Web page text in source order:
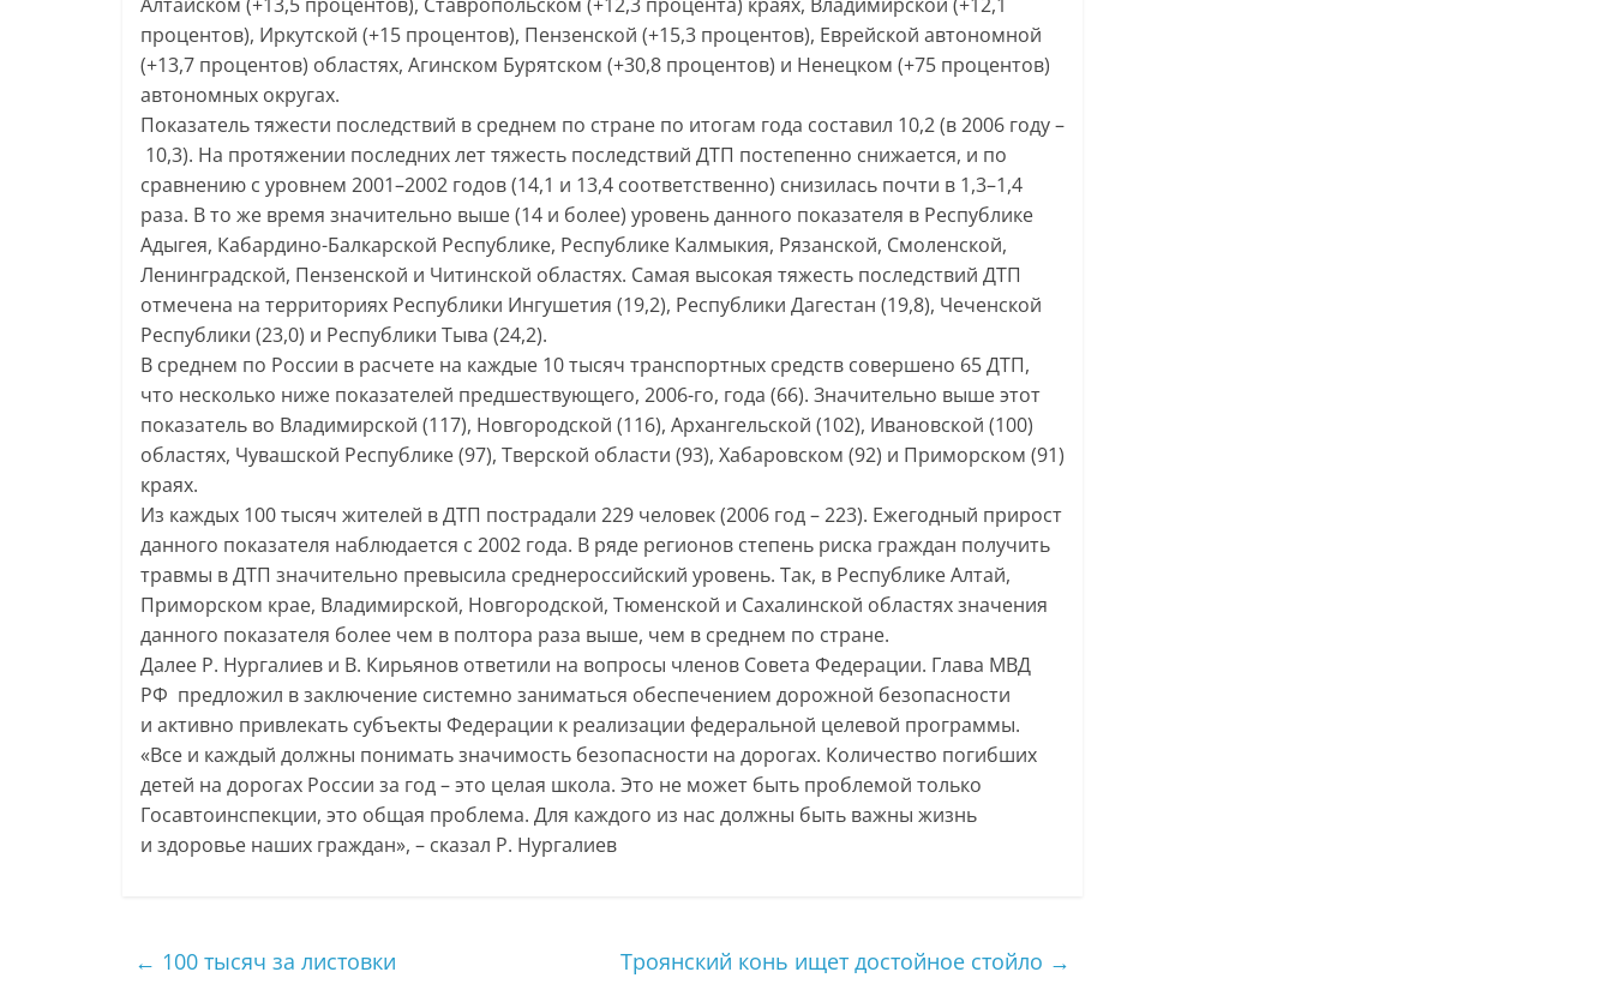
процентов), Иркутской (+15 процентов), Пензенской (+15,3 процентов), Еврейской автономной
(+13,7 процентов) областях, Агинском Бурятском (+30,8 процентов) и Ненецком (+75 процентов)
автономных округах.
Показатель тяжести последствий в среднем по стране по итогам года составил 10,2 (в 2006 году –
10,3). На протяжении последних лет тяжесть последствий ДТП постепенно снижается, и по
сравнению с уровнем 2001–2002 годов (14,1 и 13,4 соответственно) снизилась почти в 1,3–1,4
раза. В то же время значительно выше (14 и более) уровень данного показателя в Республике
Адыгея, Кабардино-Балкарской Республике, Республике Калмыкия, Рязанской, Смоленской,
Ленинградской, Пензенской и Читинской областях. Самая высокая тяжесть последствий ДТП
отмечена на территориях Республики Ингушетия (19,2), Республики Дагестан (19,8), Чеченской
Республики (23,0) и Республики Тыва (24,2).
В среднем по России в расчете на каждые 10 тысяч транспортных средств совершено 65 ДТП,
что несколько ниже показателей предшествующего, 2006-го, года (66). Значительно выше этот
показатель во Владимирской (117), Новгородской (116), Архангельской (102), Ивановской (100)
областях, Чувашской Республике (97), Тверской области (93), Хабаровском (92) и Приморском (91)
краях.
Из каждых 100 тысяч жителей в ДТП пострадали 229 человек (2006 год – 223). Ежегодный прирост
данного показателя наблюдается с 2002 года. В ряде регионов степень риска граждан получить
травмы в ДТП значительно превысила среднероссийский уровень. Так, в Республике Алтай,
Приморском крае, Владимирской, Новгородской, Тюменской и Сахалинской областях значения
данного показателя более чем в полтора раза выше, чем в среднем по стране.
Далее Р. Нургалиев и В. Кирьянов ответили на вопросы членов Совета Федерации. Глава МВД
РФ предложил в заключение системно заниматься обеспечением дорожной безопасности
и активно привлекать субъекты Федерации к реализации федеральной целевой программы.
«Все и каждый должны понимать значимость безопасности на дорогах. Количество погибших
детей на дорогах России за год – это целая школа. Это не может быть проблемой только
Госавтоинспекции, это общая проблема. Для каждого из нас должны быть важны жизнь
и здоровье наших граждан», – сказал Р. Нургалиев
← 100 тысяч за листовки Троянский конь ищет достойное стойло →